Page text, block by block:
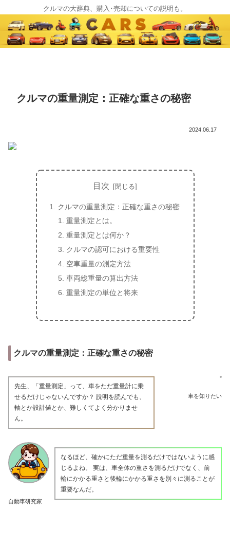
クルマの大辞典、購入･売却についての説明も。
クルマの重量測定：正確な重さの秘密
2024.06.17
目次
クルマの重量測定：正確な重さの秘密
重量測定とは。
重量測定とは何か？
クルマの認可における重要性
空車重量の測定方法
車両総重量の算出方法
重量測定の単位と将来
クルマの重量測定：正確な重さの秘密
車を知りたい
先生、「重量測定」って、車をただ重量計に乗
せるだけじゃないんですか？ 説明を読んでも、
軸とか設計値とか、難しくてよく分かりませ
ん。
自動車研究家
なるほど、確かにただ重量を測るだけではないように感
じるよね。 実は、車全体の重さを測るだけでなく、前
輪にかかる重さと後輪にかかる重さを別々に測ることが
重要なんだ。